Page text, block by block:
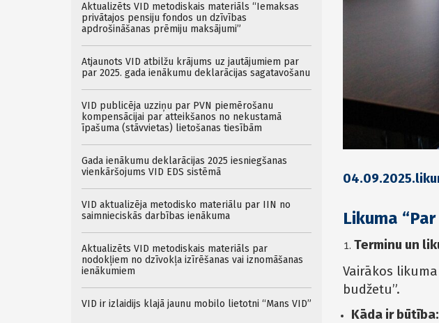
Likuma
Terminu un
Vairākos
budžetu”.
Kāda ir būtība:
Aktualizēts VID metodiskais materiāls “Iemaksas
privātajos pensiju fondos un dzīvības
apdrošināšanas prēmiju maksājumi”
Atjaunots VID atbilžu krājums uz jautājumiem par
par 2025. gada ienākumu deklarācijas sagatavošanu
VID publicēja uzziņu par PVN piemērošanu
kompensācijai par atteikšanos no nekustamā
īpašuma (stāvvietas) lietošanas tiesībām
Gada ienākumu deklarācijas 2025 iesniegšanas
vienkāršojums VID EDS sistēmā
VID aktualizēja metodisko materiālu par IIN no
saimnieciskās darbības ienākuma
Aktualizēts VID metodiskais materiāls par
nodokļiem no dzīvokļa izīrēšanas vai iznomāšanas
ienākumiem
VID ir izlaidijs klajā jaunu mobilo lietotni “Mans VID”